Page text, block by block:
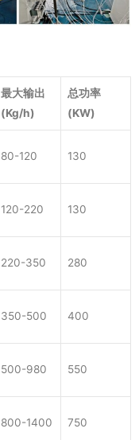
最大输出
(Kg/h)
总功率
(KW)
80-120 130
120-220 130
220-350 280
350-500 400
500-980 550
800-1400 750